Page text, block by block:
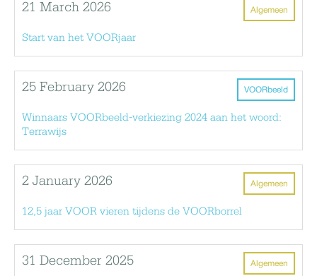
Algemeen
21 March 2026
Start van het VOORjaar
VOORbeeld
25 February 2026
Winnaars VOORbeeld-verkiezing 2024 aan het woord:
Terrawijs
Algemeen
2 January 2026
12,5 jaar VOOR vieren tijdens de VOORborrel
Algemeen
31 December 2025